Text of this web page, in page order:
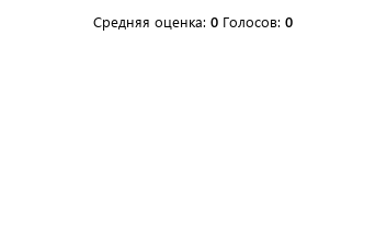
Средняя оценка: 0 Голосов: 0